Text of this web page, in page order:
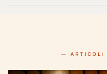
— ARTICOLI